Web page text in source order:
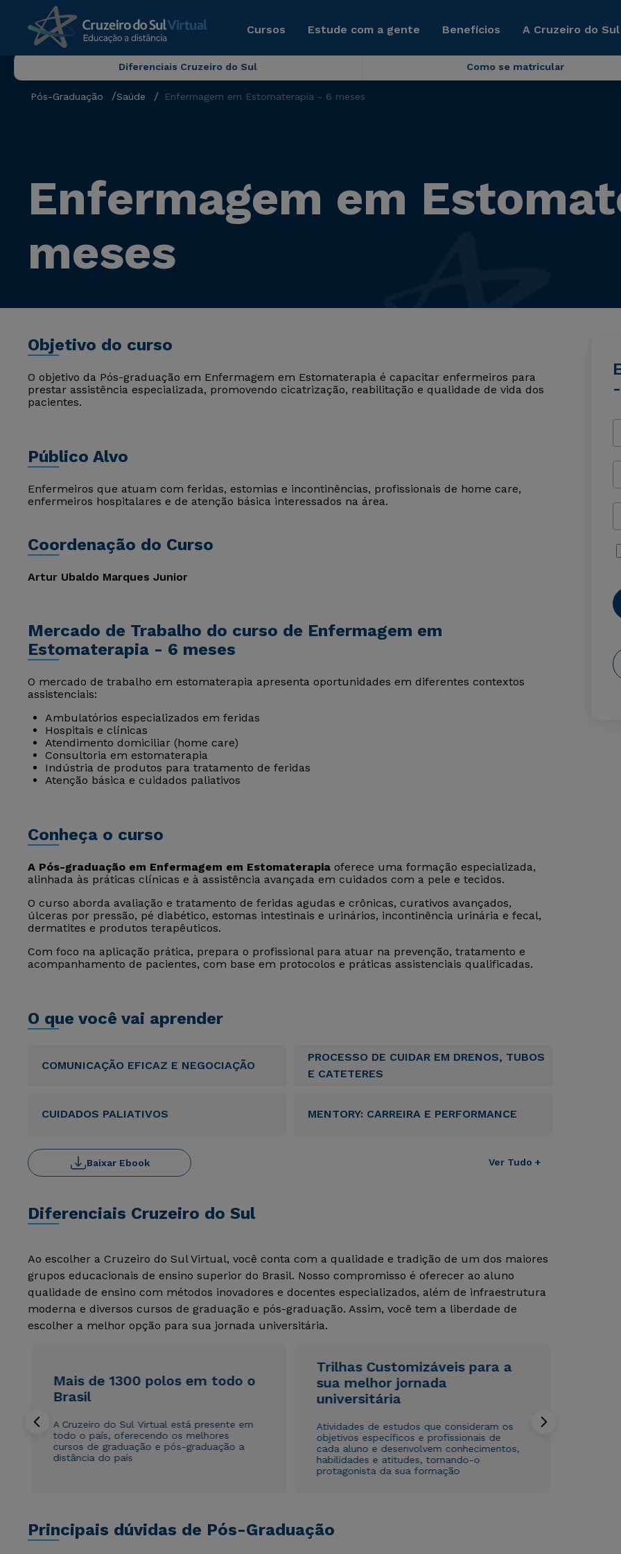
Cursos Estude com a gente Benefícios A Cruzeiro do
Diferenciais Cruzeiro do Sul Como se matricular
Pós-Graduação Saúde Enfermagem em Estomaterapia - 6 meses
Enfermagem em
meses
Objetivo do curso
O objetivo da Pós-graduação em Enfermagem em Estomaterapia é capacitar enfermeiros para
prestar assistência especializada, promovendo cicatrização, reabilitação e qualidade de vida dos
pacientes.
Público Alvo
Enfermeiros que atuam com feridas, estomias e incontinências, profissionais de home care,
enfermeiros hospitalares e de atenção básica interessados na área.
Coordenação do Curso
Artur Ubaldo Marques Junior
Mercado de Trabalho do curso de Enfermagem em
Estomaterapia - 6 meses
O mercado de trabalho em estomaterapia apresenta oportunidades em diferentes contextos
assistenciais:
Ambulatórios especializados em feridas
Hospitais e clínicas
Atendimento domiciliar (home care)
Consultoria em estomaterapia
Indústria de produtos para tratamento de feridas
Atenção básica e cuidados paliativos
Conheça o curso
A Pós-graduação em Enfermagem em Estomaterapia oferece uma formação especializada,
alinhada às práticas clínicas e à assistência avançada em cuidados com a pele e tecidos.
O curso aborda avaliação e tratamento de feridas agudas e crônicas, curativos avançados,
úlceras por pressão, pé diabético, estomas intestinais e urinários, incontinência urinária e fecal,
dermatites e produtos terapêuticos.
Com foco na aplicação prática, prepara o profissional para atuar na prevenção, tratamento e
acompanhamento de pacientes, com base em protocolos e práticas assistenciais qualificadas.
O que você vai aprender
COMUNICAÇÃO EFICAZ E NEGOCIAÇÃO
PROCESSO DE CUIDAR EM DRENOS, TUBOS
E CATETERES
CUIDADOS PALIATIVOS MENTORY: CARREIRA E PERFORMANCE
Ver Tudo +
Baixar Ebook
Diferenciais Cruzeiro do Sul
Ao escolher a Cruzeiro do Sul Virtual, você conta com a qualidade e tradição de um dos maiores
grupos educacionais de ensino superior do Brasil. Nosso compromisso é oferecer ao aluno
qualidade de ensino com métodos inovadores e docentes especializados, além de infraestrutura
moderna e diversos cursos de graduação e pós-graduação. Assim, você tem a liberdade de
escolher a melhor opção para sua jornada universitária.
Mais de 1300 polos em todo o
Brasil
A Cruzeiro do Sul Virtual está presente em
todo o país, oferecendo os melhores
cursos de graduação e pós-graduação a
distância do país
Trilhas Customizáveis para a
sua melhor jornada
universitária
Atividades de estudos que consideram os
objetivos específicos e profissionais de
cada aluno e desenvolvem conhecimentos,
habilidades e atitudes, tornando-o
protagonista da sua formação
Principais dúvidas de Pós-Graduação
Rápido e fácil
WhatsApp
Rápido e fácil
WhatsApp